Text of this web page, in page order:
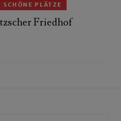
SCHÖNE PLÄTZE
Friedhof